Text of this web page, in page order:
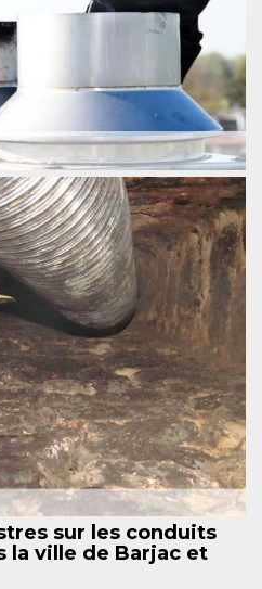
sur les conduits
la ville de Barjac et